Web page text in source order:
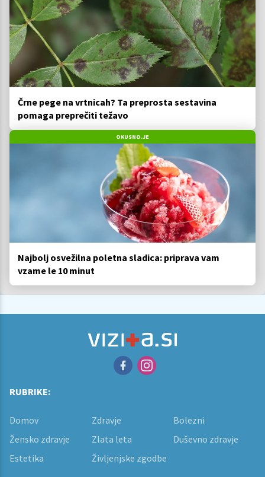
Črne pege na vrtnicah? Ta preprosta sestavina
pomaga preprečiti težavo
OKUSNO.JE
Najbolj osvežilna poletna sladica: priprava vam
vzame le 10 minut
RUBRIKE:
Domov Zdravje
Bolezni
Žensko zdravje
Zlata leta
Duševno zdravje
Estetika
Življenjske zgodbe